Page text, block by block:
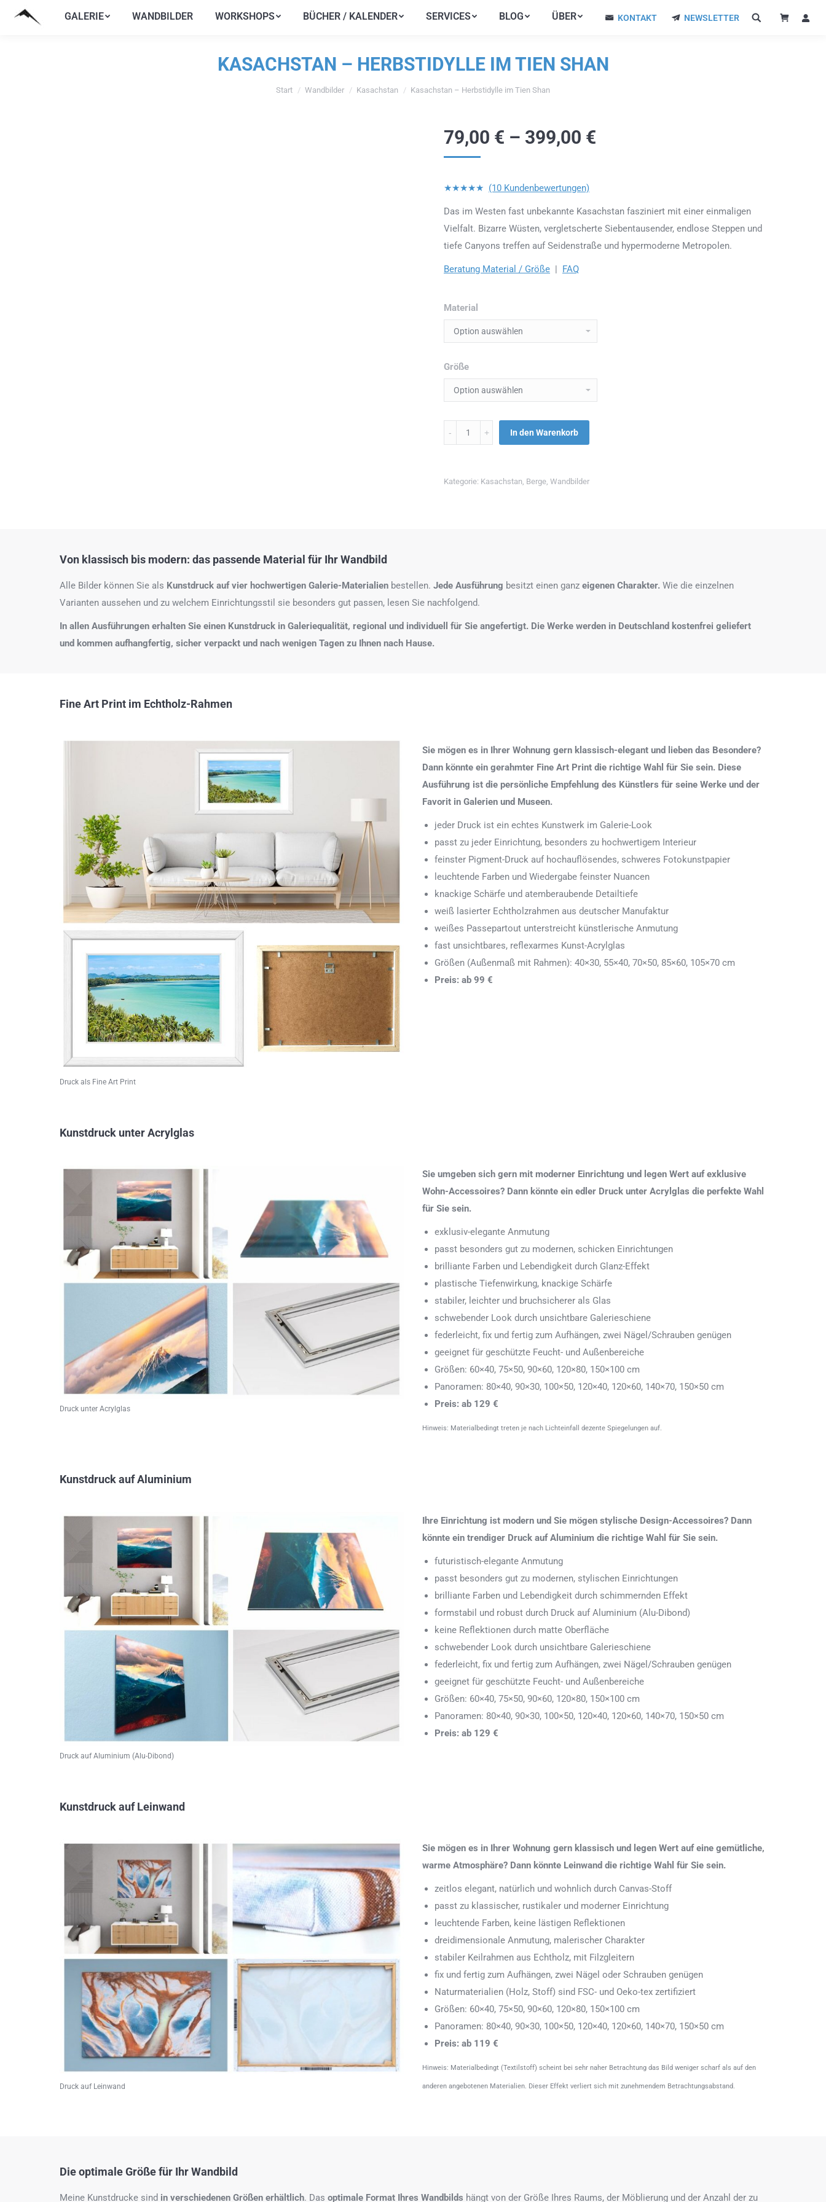
GALERIE WANDBILDER WORKSHOPS BÜCHER / KALENDER SERVICES BLOG ÜBER KONTAKT NEWSLETTER
KASACHSTAN – HERBSTIDYLLE IM TIEN SHAN
Sie befinden sich hier:
Start Wandbilder Kasachstan Kasachstan – Herbstidylle im Tien Shan
79,00 € – 399,00 €
★★★★★ (10 Kundenbewertungen)
Das im Westen fast unbekannte Kasachstan fasziniert mit einer einmaligen
Vielfalt. Bizarre Wüsten, vergletscherte Siebentausender, endlose Steppen und
tiefe Canyons treffen auf Seidenstraße und hypermoderne Metropolen.
Beratung Material / Größe | FAQ
Material
Größe
Menge In den Warenkorb
Kategorie: Kasachstan, Berge, Wandbilder
Von klassisch bis modern: das passende Material für Ihr Wandbild
Alle Bilder können Sie als Kunstdruck auf vier hochwertigen Galerie-Materialien bestellen. Jede Ausführung besitzt einen ganz eigenen Charakter. Wie die einzelnen
Varianten aussehen und zu welchem Einrichtungsstil sie besonders gut passen, lesen Sie nachfolgend.
In allen Ausführungen erhalten Sie einen Kunstdruck in Galeriequalität, regional und individuell für Sie angefertigt. Die Werke werden in Deutschland kostenfrei geliefert
und kommen aufhangfertig, sicher verpackt und nach wenigen Tagen zu Ihnen nach Hause.
Fine Art Print im Echtholz-Rahmen
Druck als Fine Art Print
Sie mögen es in Ihrer Wohnung gern klassisch-elegant und lieben das Besondere?
Dann könnte ein gerahmter Fine Art Print die richtige Wahl für Sie sein. Diese
Ausführung ist die persönliche Empfehlung des Künstlers für seine Werke und der
Favorit in Galerien und Museen.
jeder Druck ist ein echtes Kunstwerk im Galerie-Look
passt zu jeder Einrichtung, besonders zu hochwertigem Interieur
feinster Pigment-Druck auf hochauflösendes, schweres Fotokunstpapier
leuchtende Farben und Wiedergabe feinster Nuancen
knackige Schärfe und atemberaubende Detailtiefe
weiß lasierter Echtholzrahmen aus deutscher Manufaktur
weißes Passepartout unterstreicht künstlerische Anmutung
fast unsichtbares, reflexarmes Kunst-Acrylglas
Größen (Außenmaß mit Rahmen): 40×30, 55×40, 70×50, 85×60, 105×70 cm
Preis: ab 99 €
Kunstdruck unter Acrylglas
Druck unter Acrylglas
Sie umgeben sich gern mit moderner Einrichtung und legen Wert auf exklusive
Wohn-Accessoires? Dann könnte ein edler Druck unter Acrylglas die perfekte Wahl
für Sie sein.
exklusiv-elegante Anmutung
passt besonders gut zu modernen, schicken Einrichtungen
brilliante Farben und Lebendigkeit durch Glanz-Effekt
plastische Tiefenwirkung, knackige Schärfe
stabiler, leichter und bruchsicherer als Glas
schwebender Look durch unsichtbare Galerieschiene
federleicht, fix und fertig zum Aufhängen, zwei Nägel/Schrauben genügen
geeignet für geschützte Feucht- und Außenbereiche
Größen: 60×40, 75×50, 90×60, 120×80, 150×100 cm
Panoramen: 80×40, 90×30, 100×50, 120×40, 120×60, 140×70, 150×50 cm
Preis: ab 129 €
Hinweis: Materialbedingt treten je nach Lichteinfall dezente Spiegelungen auf.
Kunstdruck auf Aluminium
Druck auf Aluminium (Alu-Dibond)
Ihre Einrichtung ist modern und Sie mögen stylische Design-Accessoires? Dann
könnte ein trendiger Druck auf Aluminium die richtige Wahl für Sie sein.
futuristisch-elegante Anmutung
passt besonders gut zu modernen, stylischen Einrichtungen
brilliante Farben und Lebendigkeit durch schimmernden Effekt
formstabil und robust durch Druck auf Aluminium (Alu-Dibond)
keine Reflektionen durch matte Oberfläche
schwebender Look durch unsichtbare Galerieschiene
federleicht, fix und fertig zum Aufhängen, zwei Nägel/Schrauben genügen
geeignet für geschützte Feucht- und Außenbereiche
Größen: 60×40, 75×50, 90×60, 120×80, 150×100 cm
Panoramen: 80×40, 90×30, 100×50, 120×40, 120×60, 140×70, 150×50 cm
Preis: ab 129 €
Kunstdruck auf Leinwand
Druck auf Leinwand
Sie mögen es in Ihrer Wohnung gern klassisch und legen Wert auf eine gemütliche,
warme Atmosphäre? Dann könnte Leinwand die richtige Wahl für Sie sein.
zeitlos elegant, natürlich und wohnlich durch Canvas-Stoff
passt zu klassischer, rustikaler und moderner Einrichtung
leuchtende Farben, keine lästigen Reflektionen
dreidimensionale Anmutung, malerischer Charakter
stabiler Keilrahmen aus Echtholz, mit Filzgleitern
fix und fertig zum Aufhängen, zwei Nägel oder Schrauben genügen
Naturmaterialien (Holz, Stoff) sind FSC- und Oeko-tex zertifiziert
Größen: 60×40, 75×50, 90×60, 120×80, 150×100 cm
Panoramen: 80×40, 90×30, 100×50, 120×40, 120×60, 140×70, 150×50 cm
Preis: ab 119 €
Hinweis: Materialbedingt (Textilstoff) scheint bei sehr naher Betrachtung das Bild weniger scharf als auf den
anderen angebotenen Materialien. Dieser Effekt verliert sich mit zunehmendem Betrachtungsabstand.
Die optimale Größe für Ihr Wandbild
Meine Kunstdrucke sind in verschiedenen Größen erhältlich. Das optimale Format Ihres Wandbilds hängt von der Größe Ihres Raums, der Möblierung und der Anzahl der zu
GALERIE WANDBILDER WORKSHOPS BÜCHER / KALENDER SERVICES BLOG ÜBER KONTAKT NEWSLETTER